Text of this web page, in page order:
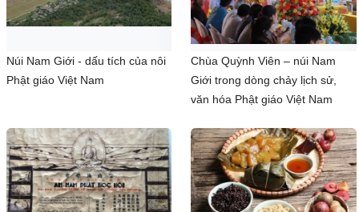
Núi Nam Giới - dấu tích của nôi
Phật giáo Việt Nam
Chùa Quỳnh Viên – núi Nam
Giới trong dòng chảy lịch sử,
văn hóa Phật giáo Việt Nam